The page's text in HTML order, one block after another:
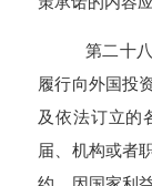
第二十
履行向外国投
及依法订立的
届、机构或者